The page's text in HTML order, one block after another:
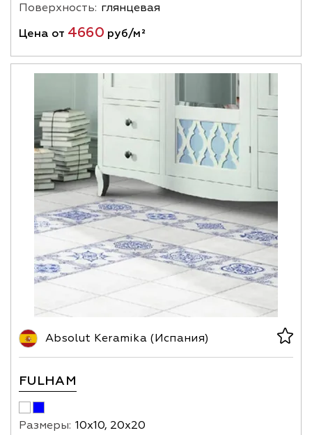
Поверхность: глянцевая
Цена от 4660 руб/м²
Absolut Keramika (Испания)
FULHAM
Размеры: 10х10, 20х20